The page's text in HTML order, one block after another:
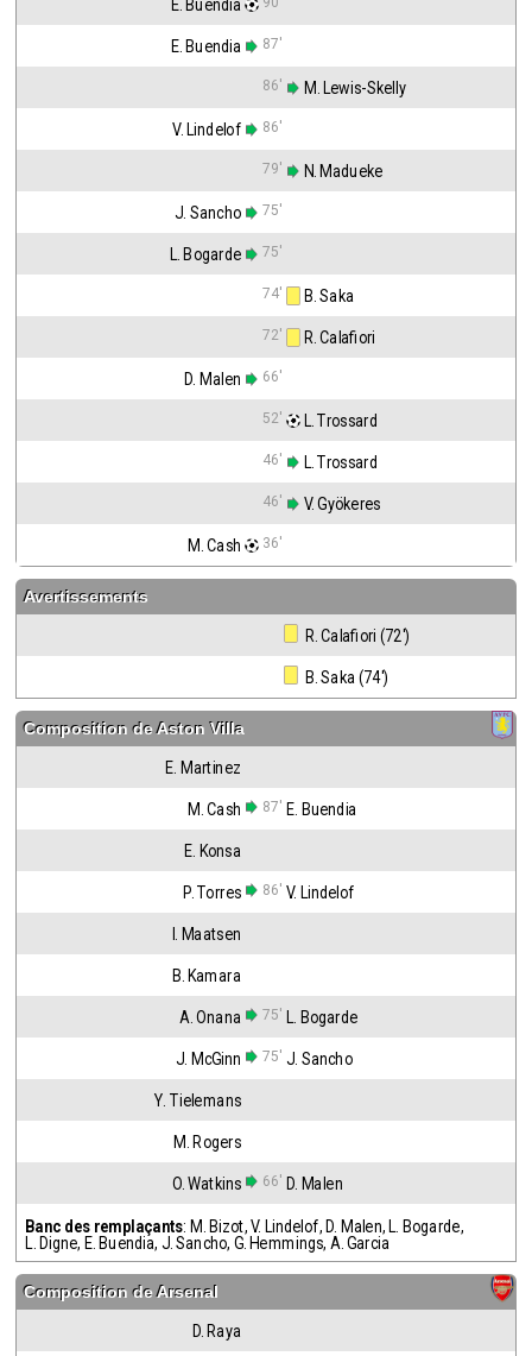
E. Buendia
E. Buendia 87'
86' M. Lewis-Skelly
V. Lindelof 86'
79' N. Madueke
J. Sancho 75'
L. Bogarde 75'
74' B. Saka
72' R. Calafiori
D. Malen 66'
52' L. Trossard
46' L. Trossard
46' V. Gyökeres
M. Cash 36'
Avertissements
R. Calafiori (72')
B. Saka (74')
Composition deAston Villa
E. Martinez
M. Cash 87' E. Buendia
E. Konsa
P. Torres 86' V. Lindelof
I. Maatsen
B. Kamara
A. Onana 75' L. Bogarde
J. McGinn 75' J. Sancho
Y. Tielemans
M. Rogers
O. Watkins 66' D. Malen
Banc des remplaçants: M. Bizot,V. Lindelof, D. Malen, L. Bogarde,
L. Digne, E. Buendia, J. Sancho, G. Hemmings, A. Garcia
Composition deArsenal
D. Raya